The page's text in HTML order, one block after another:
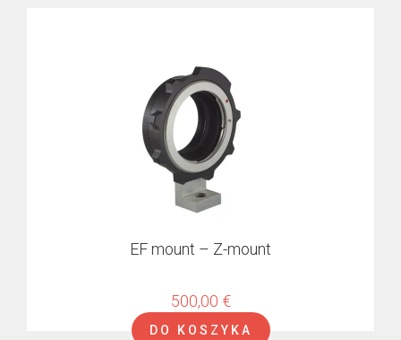
EF mount – Z-mount
500,00 €
DO KOSZYKA